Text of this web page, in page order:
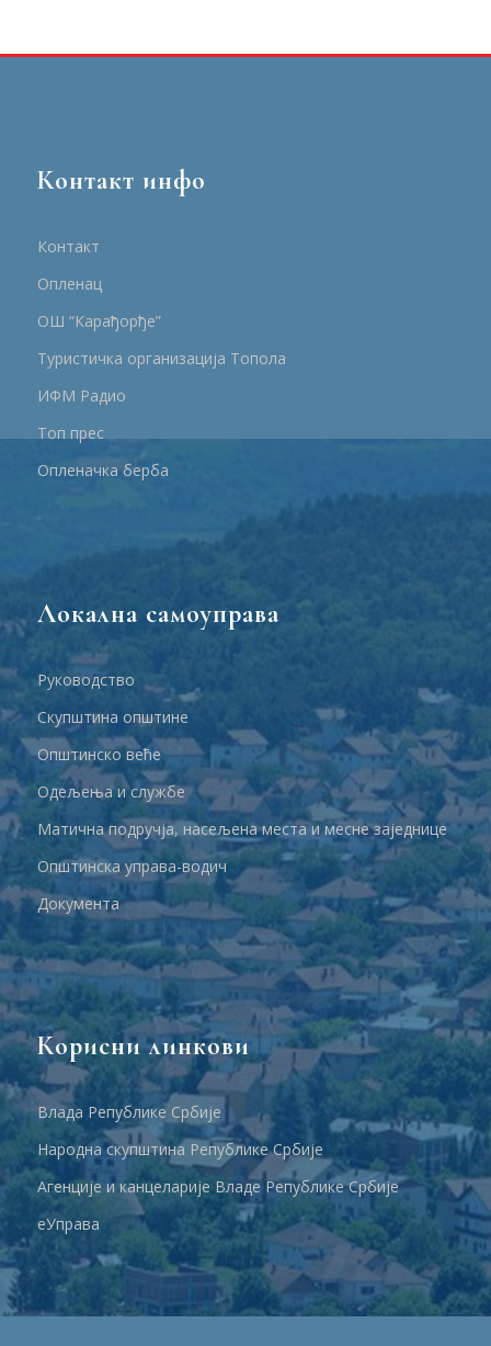
Контакт инфо
Контакт
Опленац
ОШ “Карађорђе”
Туристичка организација Топола
ИФМ Радио
Топ прес
Опленачка берба
Локална самоуправа
Руководство
Скупштина општине
Општинско веће
Одељења и службе
Матична подручја, насељена места и месне заједнице
Општинска управа-водич
Документа
Корисни линкови
Влада Републике Србије
Народна скупштина Републике Србије
Агенције и канцеларије Владе Републике Србије
еУправа